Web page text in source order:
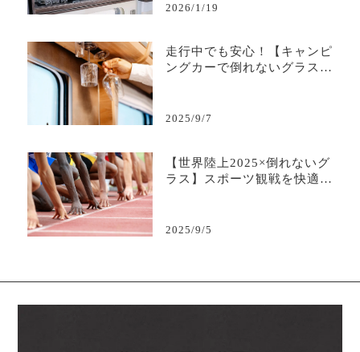
2026/1/19
走行中でも安心！【キャンピ
ングカーで倒れないグラス】
2025/9/7
【世界陸上2025×倒れないグ
ラス】スポーツ観戦を快適に
2025/9/5